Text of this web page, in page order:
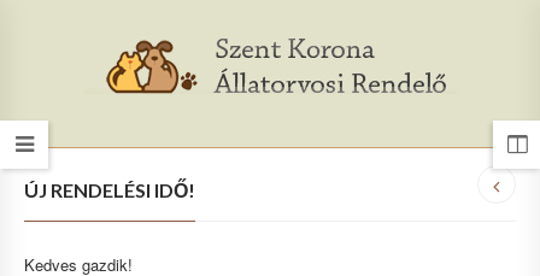
ÚJ RENDELÉSI IDŐ!
Kedves gazdik!